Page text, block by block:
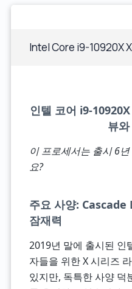
Intel Core i9-10920X
인텔 코어 i9-
뷰
이 프로세서는 출시 6
요?
주요 사양:
잠재력
2019년 말에 출시된 인
자들을 위한 X 시리즈
있지만, 독특한 사양 덕